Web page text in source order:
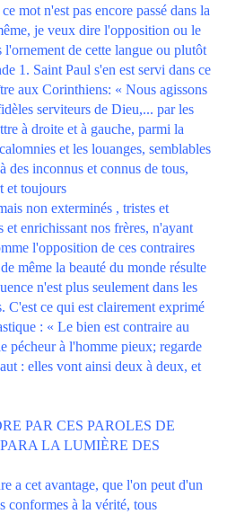
mot n'est pas encore passé dans la
je veux dire l'opposition ou le
l'ornement de cette langue ou plutôt
1. Saint Paul s'en est servi dans ce
aux Corinthiens: « Nous agissons
serviteurs de Dieu,... par les
à droite et à gauche, parmi la
et les louanges, semblables
des inconnus et connus de tous,
et toujours
non exterminés , tristes et
enrichissant nos frères, n'ayant
l'opposition de ces contraires
même la beauté du monde résulte
n'est plus seulement dans les
C'est ce qui est clairement exprimé
: « Le bien est contraire au
pécheur à l'homme pieux; regarde
: elles vont ainsi deux à deux, et
PAR CES PAROLES DE
LA LUMIÈRE DES
a cet avantage, que l'on peut d'un
conformes à la vérité, tous